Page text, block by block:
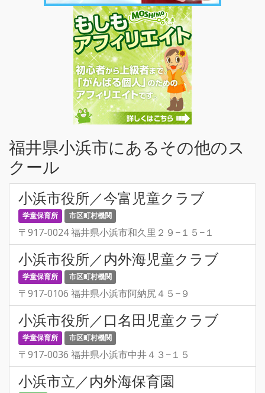
福井県小浜市にあるその他のス
クール
小浜市役所／今富児童クラブ
学童保育所 市区町村機関
〒917-0024 福井県小浜市和久里２９−１５−１
小浜市役所／内外海児童クラブ
学童保育所 市区町村機関
〒917-0106 福井県小浜市阿納尻４５−９
小浜市役所／口名田児童クラブ
学童保育所 市区町村機関
〒917-0036 福井県小浜市中井４３−１５
小浜市立／内外海保育園